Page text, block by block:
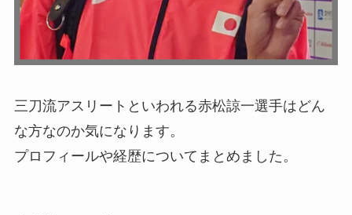
三刀流アスリートといわれる赤松諒一選手はどん
な方なのか気になります。
プロフィールや経歴についてまとめました。